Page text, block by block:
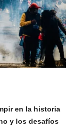
en la historia
y los desafíos